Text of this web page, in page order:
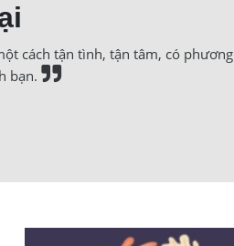
cách tận tình, tận tâm, có phương
bạn.